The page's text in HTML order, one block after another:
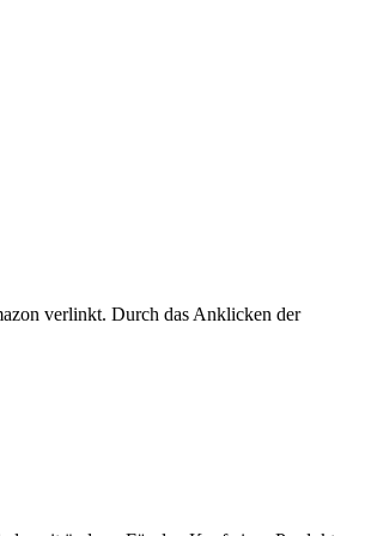
verlinkt. Durch das Anklicken der